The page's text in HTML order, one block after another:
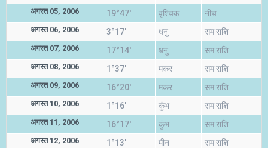
अगस्त 05, 2006 19°47' वृश्चिक नीच
अगस्त 06, 2006 3°17' धनु सम राशि
अगस्त 07, 2006 17°14' धनु सम राशि
अगस्त 08, 2006 1°37' मकर सम राशि
अगस्त 09, 2006 16°20' मकर सम राशि
अगस्त 10, 2006 1°16' कुंभ सम राशि
अगस्त 11, 2006 16°17' कुंभ सम राशि
अगस्त 12, 2006 1°13' मीन सम राशि